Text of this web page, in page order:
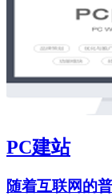
PC建站
随着互联网的